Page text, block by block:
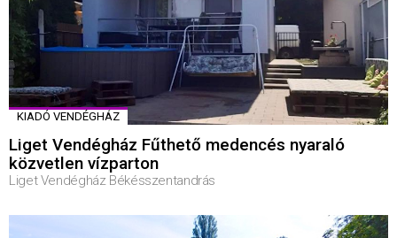
KIADÓ VENDÉGHÁZ
Liget Vendégház Fűthető medencés nyaraló
közvetlen vízparton
Liget Vendégház Békésszentandrás